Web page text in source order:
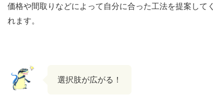
価格や間取りなどによって自分に合った工法を提案してく
れます。
選択肢が広がる！